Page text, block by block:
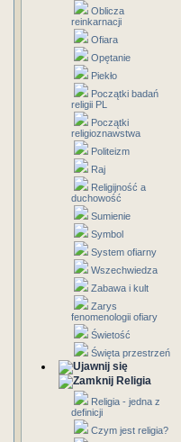
Oblicza
reinkarnacji
Ofiara
Opętanie
Piekło
Początki badań
religii PL
Początki
religioznawstwa
Politeizm
Raj
Religijność a
duchowość
Sumienie
Symbol
System ofiarny
Wszechwiedza
Zabawa i kult
Zarys
fenomenologii ofiary
Świetość
Święta przestrzeń
Religia
Religia - jedna z
definicji
Czym jest religia?